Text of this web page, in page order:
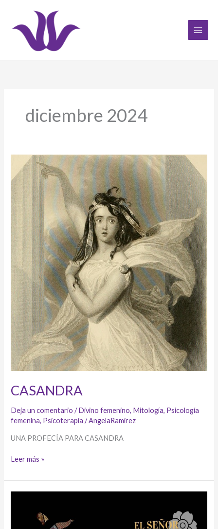
contenido
diciembre 2024
CASANDRA
Deja un comentario /Divino femenino, Mitología, Psicología
femenina, Psicoterapia /AngelaRamirez
UNA PROFECÍA PARA CASANDRA
CASANDRA
Leer más »